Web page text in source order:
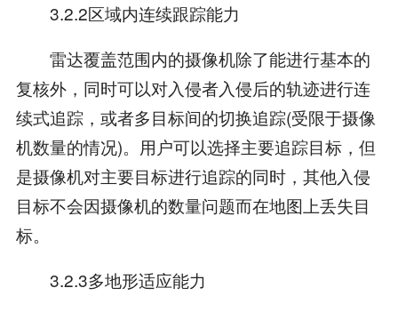
3.2.2区域内连续跟踪能力
雷达覆盖范围内的摄像机除了能进行基本的
复核外，同时可以对入侵者入侵后的轨迹进行连
续式追踪，或者多目标间的切换追踪(受限于摄像
机数量的情况)。用户可以选择主要追踪目标，但
是摄像机对主要目标进行追踪的同时，其他入侵
目标不会因摄像机的数量问题而在地图上丢失目
标。
3.2.3多地形适应能力